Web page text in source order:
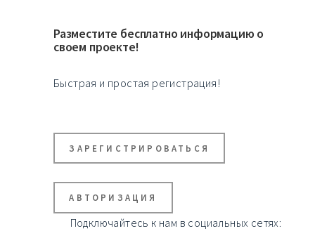
Разместите бесплатно информацию о
своем проекте!
Быстрая и простая регистрация!
ЗАРЕГИСТРИРОВАТЬСЯ
АВТОРИЗАЦИЯ
Подключайтесь к нам в социальных сетях: